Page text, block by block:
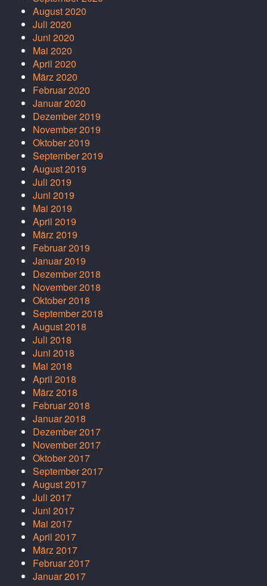
August 2020
Juli 2020
Juni 2020
Mai 2020
April 2020
März 2020
Februar 2020
Januar 2020
Dezember 2019
November 2019
Oktober 2019
September 2019
August 2019
Juli 2019
Juni 2019
Mai 2019
April 2019
März 2019
Februar 2019
Januar 2019
Dezember 2018
November 2018
Oktober 2018
September 2018
August 2018
Juli 2018
Juni 2018
Mai 2018
April 2018
März 2018
Februar 2018
Januar 2018
Dezember 2017
November 2017
Oktober 2017
September 2017
August 2017
Juli 2017
Juni 2017
Mai 2017
April 2017
März 2017
Februar 2017
Januar 2017